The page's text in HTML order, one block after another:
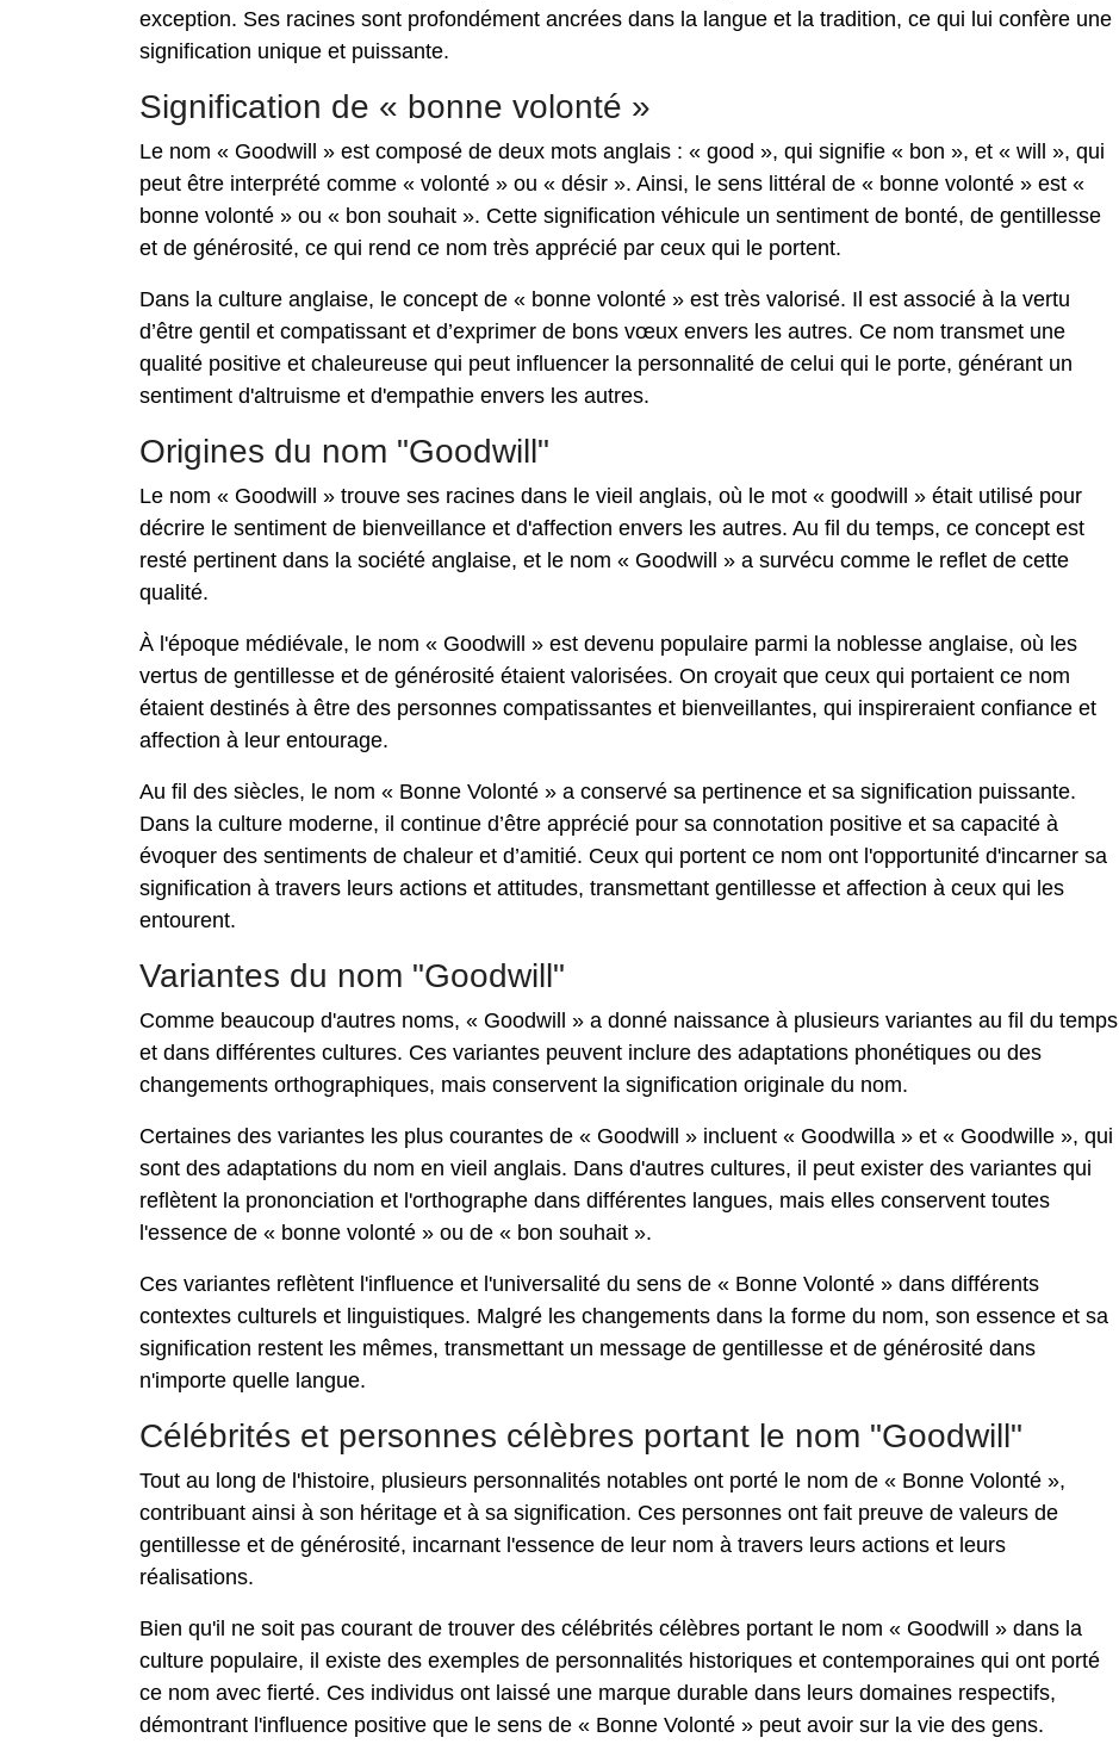
exception. Ses racines sont profondément ancrées dans la langue et la tradition, ce qui lui confère une
signification unique et puissante.
Signification de « bonne volonté »
Le nom « Goodwill » est composé de deux mots anglais : « good », qui signifie « bon », et « will », qui
peut être interprété comme « volonté » ou « désir ». Ainsi, le sens littéral de « bonne volonté » est «
bonne volonté » ou « bon souhait ». Cette signification véhicule un sentiment de bonté, de gentillesse
et de générosité, ce qui rend ce nom très apprécié par ceux qui le portent.
Dans la culture anglaise, le concept de « bonne volonté » est très valorisé. Il est associé à la vertu
d’être gentil et compatissant et d’exprimer de bons vœux envers les autres. Ce nom transmet une
qualité positive et chaleureuse qui peut influencer la personnalité de celui qui le porte, générant un
sentiment d'altruisme et d'empathie envers les autres.
Origines du nom "Goodwill"
Le nom « Goodwill » trouve ses racines dans le vieil anglais, où le mot « goodwill » était utilisé pour
décrire le sentiment de bienveillance et d'affection envers les autres. Au fil du temps, ce concept est
resté pertinent dans la société anglaise, et le nom « Goodwill » a survécu comme le reflet de cette
qualité.
À l'époque médiévale, le nom « Goodwill » est devenu populaire parmi la noblesse anglaise, où les
vertus de gentillesse et de générosité étaient valorisées. On croyait que ceux qui portaient ce nom
étaient destinés à être des personnes compatissantes et bienveillantes, qui inspireraient confiance et
affection à leur entourage.
Au fil des siècles, le nom « Bonne Volonté » a conservé sa pertinence et sa signification puissante.
Dans la culture moderne, il continue d’être apprécié pour sa connotation positive et sa capacité à
évoquer des sentiments de chaleur et d’amitié. Ceux qui portent ce nom ont l'opportunité d'incarner sa
signification à travers leurs actions et attitudes, transmettant gentillesse et affection à ceux qui les
entourent.
Variantes du nom "Goodwill"
Comme beaucoup d'autres noms, « Goodwill » a donné naissance à plusieurs variantes au fil du temps
et dans différentes cultures. Ces variantes peuvent inclure des adaptations phonétiques ou des
changements orthographiques, mais conservent la signification originale du nom.
Certaines des variantes les plus courantes de « Goodwill » incluent « Goodwilla » et « Goodwille », qui
sont des adaptations du nom en vieil anglais. Dans d'autres cultures, il peut exister des variantes qui
reflètent la prononciation et l'orthographe dans différentes langues, mais elles conservent toutes
l'essence de « bonne volonté » ou de « bon souhait ».
Ces variantes reflètent l'influence et l'universalité du sens de « Bonne Volonté » dans différents
contextes culturels et linguistiques. Malgré les changements dans la forme du nom, son essence et sa
signification restent les mêmes, transmettant un message de gentillesse et de générosité dans
n'importe quelle langue.
Célébrités et personnes célèbres portant le nom "Goodwill"
Tout au long de l'histoire, plusieurs personnalités notables ont porté le nom de « Bonne Volonté »,
contribuant ainsi à son héritage et à sa signification. Ces personnes ont fait preuve de valeurs de
gentillesse et de générosité, incarnant l'essence de leur nom à travers leurs actions et leurs
réalisations.
Bien qu'il ne soit pas courant de trouver des célébrités célèbres portant le nom « Goodwill » dans la
culture populaire, il existe des exemples de personnalités historiques et contemporaines qui ont porté
ce nom avec fierté. Ces individus ont laissé une marque durable dans leurs domaines respectifs,
démontrant l'influence positive que le sens de « Bonne Volonté » peut avoir sur la vie des gens.